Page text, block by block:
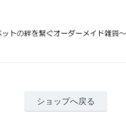
ショップへ戻る